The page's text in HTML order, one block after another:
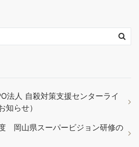
法人 自殺対策支援センターライ
知らせ）
岡山県スーパービジョン研修の